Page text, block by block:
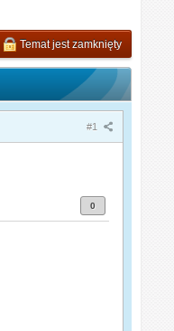
Temat jest zamknięty
#1
0